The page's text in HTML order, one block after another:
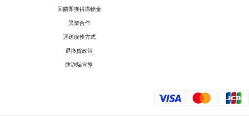
回饋即獲得購物金
異業合作
運送服務方式
退換貨政策
防詐騙宣導